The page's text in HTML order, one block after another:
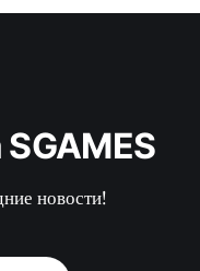
новости!